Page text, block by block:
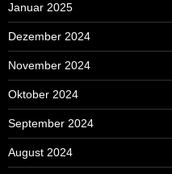
Januar 2025
Dezember 2024
November 2024
Oktober 2024
September 2024
August 2024